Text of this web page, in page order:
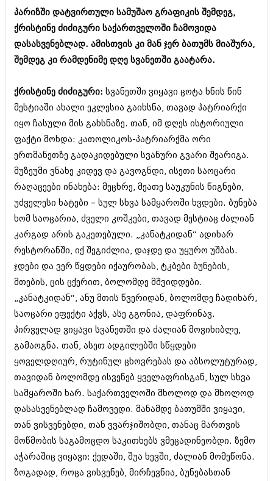
კულინარია
ავტორჩევები
ბელადები
გვარები
თემიდას სასწორი
იუმორი
კალეიდოსკოპი
ჰოროსკოპი და შეუცნობელი
კრიმინალი
რომანი და დეტექტივი
სახალისო ამბები
შოუბიზნესი
დაიჯესტი
ქალი და მამაკაცი
ისტორია
სხვადასხვა
ანონსი
არქივი
ივლისი 2018 (223)
ივნისი 2018 (244)
ბიზნესსიახლეები
გვარები
თემიდას სასწორი
კალეიდოსკოპი
ჰოროსკოპი და შეუცნობელი
კრიმინალი
რომანი და დეტექტივი
სახალისო ამბები
შოუბიზნესი
დაიჯესტი
ქალი და მამაკაცი
ისტორია
სხვადასხვა
ანონსი
არქივი
ნოემბერი 2020 (103)
ოქტომბერი 2020 (209)
სექტემბერი 2020 (204)
ივლისი 2020 (204)
ივნისი 2020 (249)
პარიზში დატვირთული სამუშაო გრაფიკის შემდეგ,
ქრისტინე ძიძიგური საქართველოში ჩამოვიდა
დასასვენებლად. ამისთვის კი მან ჯერ ბათუმს მიაშურა,
შემდეგ კი რამდენიმე დღე სვანეთში გაატარა.
ქრისტინე ძიძიგური: სვანეთში ვიყავი ცოტა ხნის წინ
მესტიაში ახალი ეკლესია გაიხსნა, თავად პატრიარქი
იყო ჩასული მის გახსნაზე. თან, იმ დღეს ისტორიული
ფაქტი მოხდა: კათოლიკოს-პატრიარქმა ორი
ერთმანეთზე გადაკიდებული სვანური გვარი შეარიგა.
მუზეუმი ვნახე კიდევ და გავოგნდი, ისეთი საოცარი
რაღაცეები ინახება: მეცხრე, მეათე საუკუნის წიგნები,
უძველესი ხატები – სულ სხვა სამყაროში ხვდები. ბუნება
ხომ საოცარია, ძველი კოშკები, თავად მესტიაც ძალიან
კარგად არის გაკეთებული. „კანატკიდან“ ადიხარ
რესტორანში, იქ შეგიძლია, დაჯდე და უყურო უშბას.
ჯდები და ვერ წყდები იქაურობას, ტკბები ბუნების,
მთების, ცის ცქერით, ბოლომდე მშვიდდები.
„კანატკიდან“, ანუ მთის წვერიდან, ბოლომდე ჩადიხარ,
საოცარი ეფექტი აქვს, ასე გგონია, დაფრინავ.
პირველად ვიყავი სვანეთში და ძალიან მოვიხიბლე,
გამაოგნა. თან, ასეთ ადგილებში სწყდები
ყოველდღიურ, რუტინულ ცხოვრებას და აბსოლუტურად,
თავიდან ბოლომდე ისვენებ ყველაფრისგან, სულ სხვა
სამყაროში ხარ. საქართველოში მხოლოდ და მხოლოდ
დასასვენებლად ჩამოვედი. მანამდე ბათუმში ვიყავი,
თან ვისვენებდი, თან ვვარჯიშობდი, თანაც მართვის
მოწმობის საგამოცდო საკითხებს ვმეცადინეობდი. ზემო
აჭარაშიც ვიყავი: ქედაში, შუა ხევში, ძალიან მომეწონა.
ზოგადად, როცა ვისვენებ, მირჩევნია, ბუნებასთან